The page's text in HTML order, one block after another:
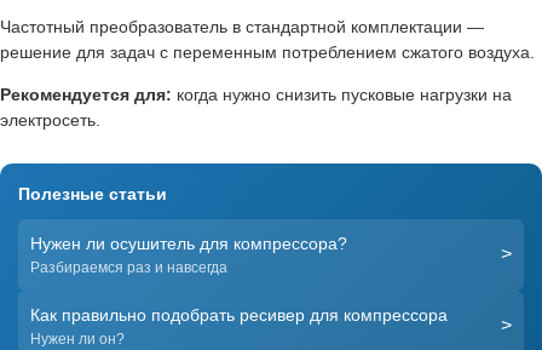
Частотный преобразователь в стандартной комплектации —
решение для задач с переменным потреблением сжатого воздуха.
Рекомендуется для: когда нужно снизить пусковые нагрузки на
электросеть.
Полезные статьи
Нужен ли осушитель для компрессора?
Разбираемся раз и навсегда
>
Как правильно подобрать ресивер для компрессора
Нужен ли он?
>